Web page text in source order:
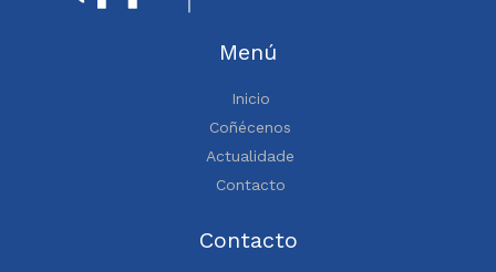
Menú
Inicio
Coñécenos
Actualidade
Contacto
Contacto